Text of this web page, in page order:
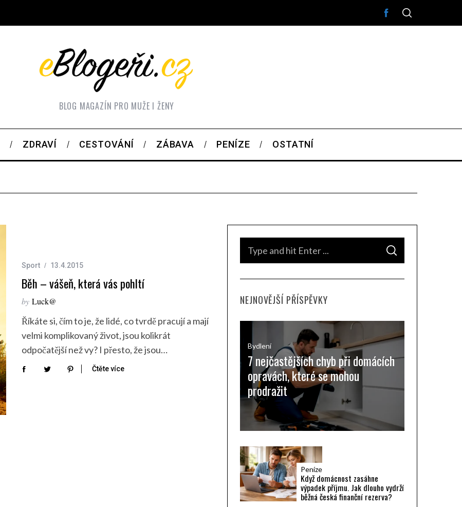
BLOG MAGAZÍN PRO MUŽE I ŽENY
ZDRAVÍ CESTOVÁNÍ ZÁBAVA PENÍZE OSTATNÍ
Sport 13.4.2015
Běh – vášeň, která vás pohltí
by Luck@
Říkáte si, čím to je, že lidé, co tvrdě pracují a mají
velmi komplikovaný život, jsou kolikrát
odpočatější než vy? I přesto, že jsou…
Čtěte více
c
S
A
C
NEJNOVĚJŠÍ PŘÍSPĚVKY
Bydlení
7 nejčastějších chyb při domácích
opravách, které se mohou
prodražit
Peníze
Když domácnost zasáhne
výpadek příjmu. Jak dlouho vydrží
běžná česká finanční rezerva?